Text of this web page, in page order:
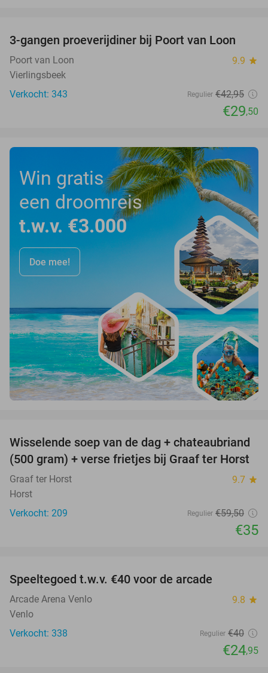
31%
3-gangen proeverijdiner bij Poort van Loon
Poort van Loon 9.9 star
Vierlingsbeek
Verkocht: 343
Regulier €42,95
€29,50
Win gratis
een droomreis
t.w.v. €3.000
Doe mee!
41%
Wisselende soep van de dag + chateaubriand
(500 gram) + verse frietjes bij Graaf ter Horst
Graaf ter Horst 9.7 star
Horst
Verkocht: 209
Regulier €59,50
€35
Speeltegoed t.w.v. €40 voor de arcade
Arcade Arena Venlo 9.8 star
Venlo
Verkocht: 338
Regulier €40
€24,95